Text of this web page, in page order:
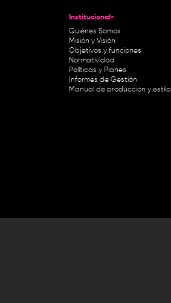
Institucional-
Quiénes Somos
Misión y Visión
Objetivos y funciones
Normatividad
Políticas y Planes
Informes de Gestión
Manual de producción y estilo